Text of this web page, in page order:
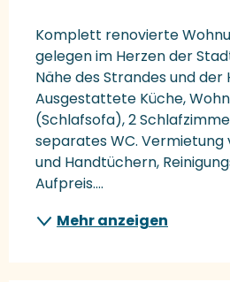
Komplett renovierte
gelegen im Herzen der
Nähe des Strandes und der
Ausgestattete Küche,
(Schlafsofa), 2
separates WC.
und Handtüchern,
Aufpreis....
Mehr anzeigen